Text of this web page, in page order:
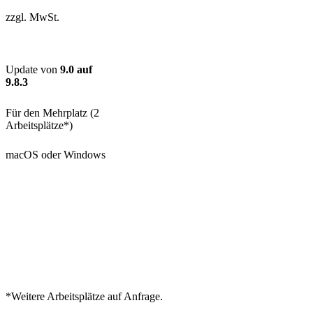
zzgl. MwSt.
Update von 9.0 auf
9.8.3
Für den Mehrplatz (2
Arbeitsplätze*)
macOS oder Windows
*Weitere Arbeitsplätze auf Anfrage.